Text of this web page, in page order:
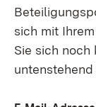
sich mit
Sie sich noch